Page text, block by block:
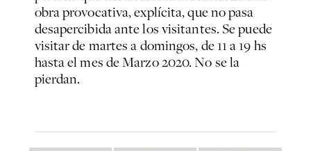
obra provocativa, explícita, que no pasa
desapercibida ante los visitantes. Se puede
visitar de martes a domingos, de 11 a 19 hs
hasta el mes de Marzo 2020. No se la
pierdan.